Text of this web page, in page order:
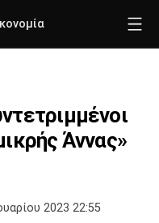
Άννας»
2023 22:55